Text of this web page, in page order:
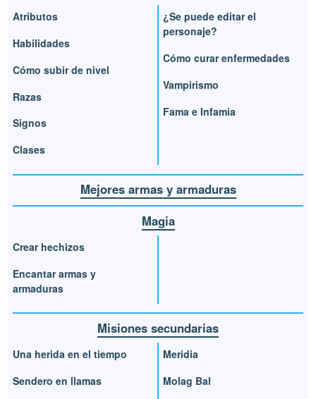
Atributos
Habilidades
Cómo subir de nivel
Razas
Signos
Clases
¿Se puede editar el
personaje?
Cómo curar enfermedades
Vampirismo
Fama e Infamia
Mejores armas y armaduras
Magia
Crear hechizos
Encantar armas y
armaduras
Misiones secundarias
Una herida en el tiempo
Sendero en llamas
Meridia
Molag Bal